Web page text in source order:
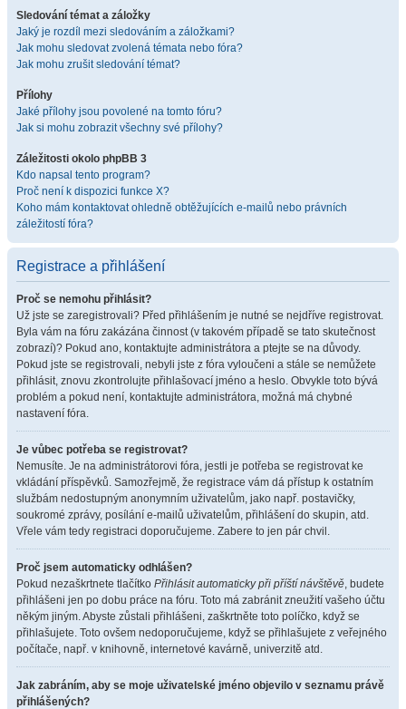
Sledování témat a záložky
Jaký je rozdíl mezi sledováním a záložkami?
Jak mohu sledovat zvolená témata nebo fóra?
Jak mohu zrušit sledování témat?
Přílohy
Jaké přílohy jsou povolené na tomto fóru?
Jak si mohu zobrazit všechny své přílohy?
Záležitosti okolo phpBB 3
Kdo napsal tento program?
Proč není k dispozici funkce X?
Koho mám kontaktovat ohledně obtěžujících e-mailů nebo právních
záležitostí fóra?
Registrace a přihlášení
Proč se nemohu přihlásit?
Už jste se zaregistrovali? Před přihlášením je nutné se nejdříve registrovat.
Byla vám na fóru zakázána činnost (v takovém případě se tato skutečnost
zobrazí)? Pokud ano, kontaktujte administrátora a ptejte se na důvody.
Pokud jste se registrovali, nebyli jste z fóra vyloučeni a stále se nemůžete
přihlásit, znovu zkontrolujte přihlašovací jméno a heslo. Obvykle toto bývá
problém a pokud není, kontaktujte administrátora, možná má chybné
nastavení fóra.
Je vůbec potřeba se registrovat?
Nemusíte. Je na administrátorovi fóra, jestli je potřeba se registrovat ke
vkládání příspěvků. Samozřejmě, že registrace vám dá přístup k ostatním
službám nedostupným anonymním uživatelům, jako např. postavičky,
soukromé zprávy, posílání e-mailů uživatelům, přihlášení do skupin, atd.
Vřele vám tedy registraci doporučujeme. Zabere to jen pár chvil.
Proč jsem automaticky odhlášen?
Pokud nezaškrtnete tlačítko Přihlásit automaticky při příští návštěvě, budete
přihlášeni jen po dobu práce na fóru. Toto má zabránit zneužití vašeho účtu
někým jiným. Abyste zůstali přihlášeni, zaškrtněte toto políčko, když se
přihlašujete. Toto ovšem nedoporučujeme, když se přihlašujete z veřejného
počítače, např. v knihovně, internetové kavárně, univerzitě atd.
Jak zabráním, aby se moje uživatelské jméno objevilo v seznamu právě
přihlášených?